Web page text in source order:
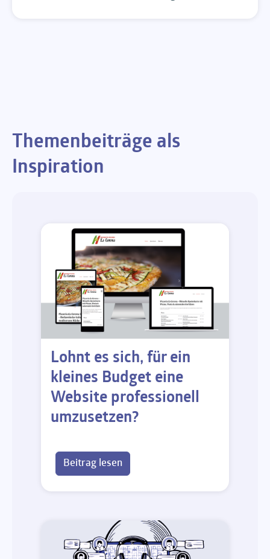
Themenbeiträge als
Inspiration
Lohnt es sich, für ein
kleines Budget eine
Website professionell
umzusetzen?
Beitrag lesen